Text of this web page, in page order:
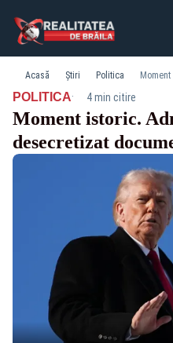
Acasă Știri Politica
POLITICA· 4 min citire
Moment istoric.
desecretizat